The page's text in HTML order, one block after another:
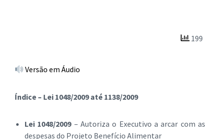
199
Versão em Áudio
Índice – Lei 1048/2009 até 1138/2009
Lei 1048/2009– Autoriza o Executivo a arcar com as
despesas do Projeto Benefício Alimentar